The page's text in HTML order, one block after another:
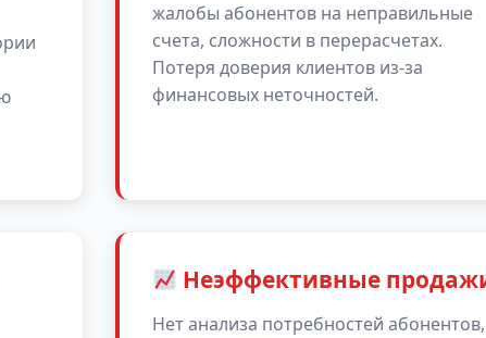
жалобы абонентов на неправильные
счета, сложности в перерасчетах.
Потеря доверия клиентов из-за
финансовых неточностей.
Неэффективные
Нет анализа потребностей абонентов,